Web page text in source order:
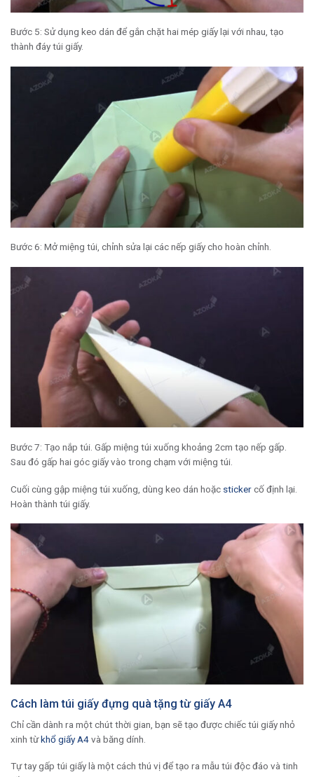
Bước 5: Sử dụng keo dán để gắn chặt hai mép giấy lại với nhau, tạo
thành đáy túi giấy.
Bước 6: Mở miệng túi, chỉnh sửa lại các nếp giấy cho hoàn chỉnh.
Bước 7: Tạo nắp túi. Gấp miệng túi xuống khoảng 2cm tạo nếp gấp.
Sau đó gấp hai góc giấy vào trong chạm với miệng túi.
Cuối cùng gập miệng túi xuống, dùng keo dán hoặc stickercố định lại.
Hoàn thành túi giấy.
Cách làm túi giấy đựng quà tặng từ giấy A4
Chỉ cần dành ra một chút thời gian, bạn sẽ tạo được chiếc túi giấy nhỏ
xinh từkhổ giấy A4và băng dính.
Tự tay gấp túi giấy là một cách thú vị để tạo ra mẫu túi độc đáo và tinh